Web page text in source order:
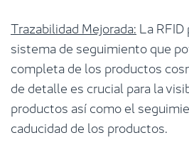
Trazabilidad Mejorada: La
sistema de seguimiento que
completa de los productos
de detalle es crucial para la
productos así como el
caducidad de los productos.